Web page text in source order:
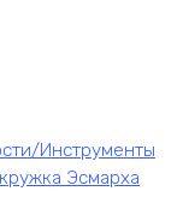
Инструменты
Эсмарха